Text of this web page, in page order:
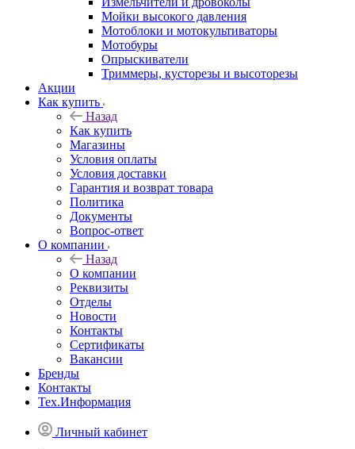
Мойки высокого давления
Мотоблоки и мотокультиваторы
Мотобуры
Опрыскиватели
Триммеры, кусторезы и высоторезы
Акции
Как купить
Назад
Как купить
Магазины
Условия оплаты
Условия доставки
Гарантия и возврат товара
Политика
Документы
Вопрос-ответ
О компании
Назад
О компании
Реквизиты
Отделы
Новости
Контакты
Сертификаты
Вакансии
Бренды
Контакты
Тех.Информация
Личный кабинет